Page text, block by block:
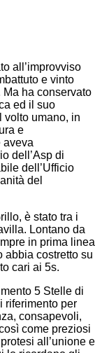
all’improvviso
e vinto
ha conservato
ed il suo
volto umano, in
e
aveva
dell’Asp di
dell’Ufficio
del
è stato tra i
Lontano da
in prima linea
abbia costretto su
cari ai 5s.
5 Stelle di
riferimento per
consapevoli,
come preziosi
all’unione e